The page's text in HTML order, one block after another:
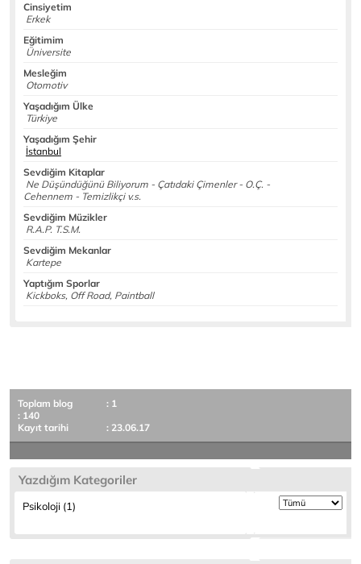
Cinsiyetim
Erkek
Eğitimim
Üniversite
Mesleğim
Otomotiv
Yaşadığım Ülke
Türkiye
Yaşadığım Şehir
İstanbul
Sevdiğim Kitaplar
Ne Düşündüğünü Biliyorum - Çatıdaki Çimenler - O.Ç. -
Cehennem - Temizlikçi v.s.
Sevdiğim Müzikler
R.A.P. T.S.M.
Sevdiğim Mekanlar
Kartepe
Yaptığım Sporlar
Kickboks, Off Road, Paintball
Toplam blog
: 1
: 140
Kayıt tarihi
: 23.06.17
Yazdığım Kategoriler
Psikoloji (1)